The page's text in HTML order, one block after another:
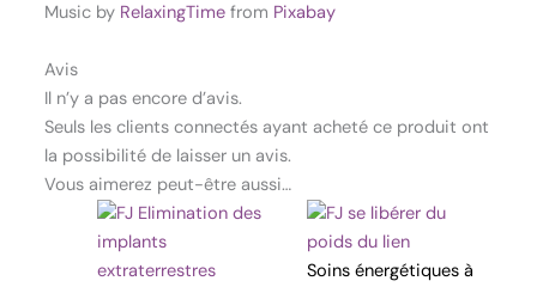
Music by RelaxingTime from Pixabay
Avis
Il n’y a pas encore d’avis.
Seuls les clients connectés ayant acheté ce produit ont
la possibilité de laisser un avis.
Vous aimerez peut-être aussi…
Soins énergétiques à